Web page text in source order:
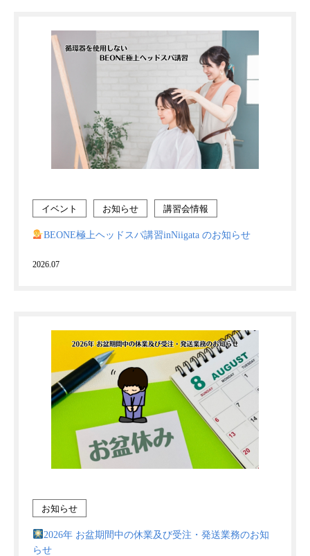
イベント お知らせ 講習会情報
BEONE極上ヘッドスパ講習inNiigata のお知らせ
2026.07
お知らせ
2026年 お盆期間中の休業及び受注・発送業務のお知
らせ